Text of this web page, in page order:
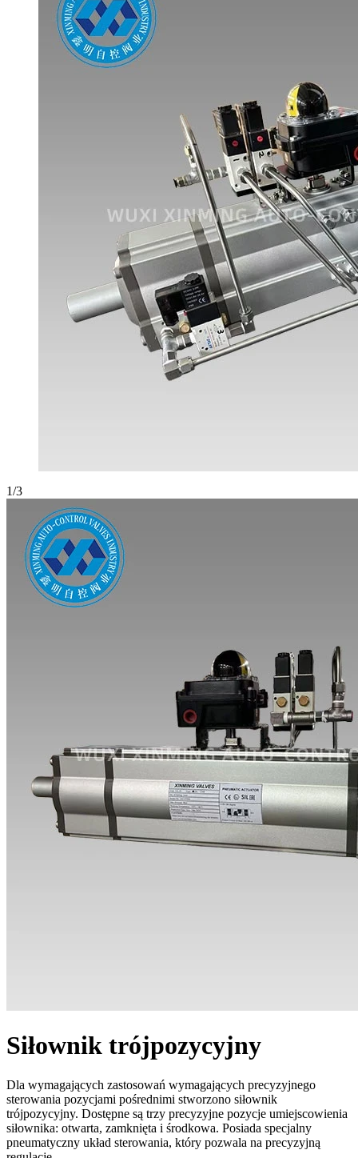
1/3
Siłownik trójpozycyjny
Dla wymagających zastosowań wymagających precyzyjnego
sterowania pozycjami pośrednimi stworzono siłownik
trójpozycyjny. Dostępne są trzy precyzyjne pozycje umiejscowienia
siłownika: otwarta, zamknięta i środkowa. Posiada specjalny
pneumatyczny układ sterowania, który pozwala na precyzyjną